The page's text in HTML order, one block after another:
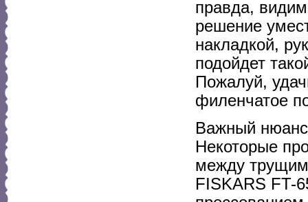
правда,
решение
накладкой,
подойдет
Пожалуй,
филенчатое
Важный нюанс
Некоторые
между
FISKARS FT-